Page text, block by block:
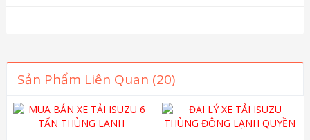
Sản Phẩm Liên Quan (20)